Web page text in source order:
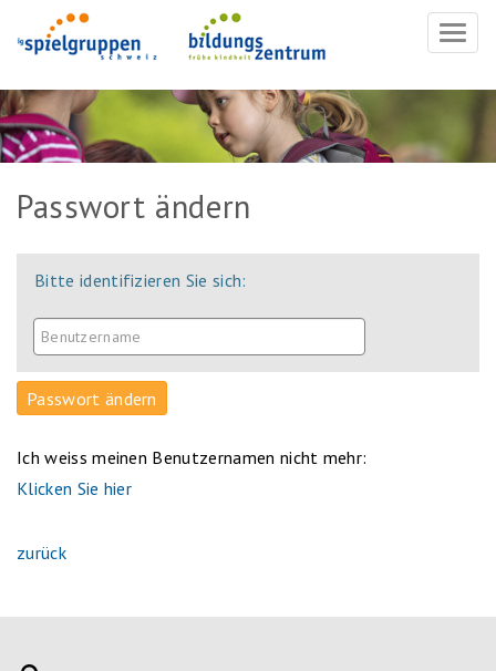
Passwort ändern
Bitte identifizieren Sie sich:
Ich weiss meinen Benutzernamen nicht mehr:
Klicken Sie hier
zurück